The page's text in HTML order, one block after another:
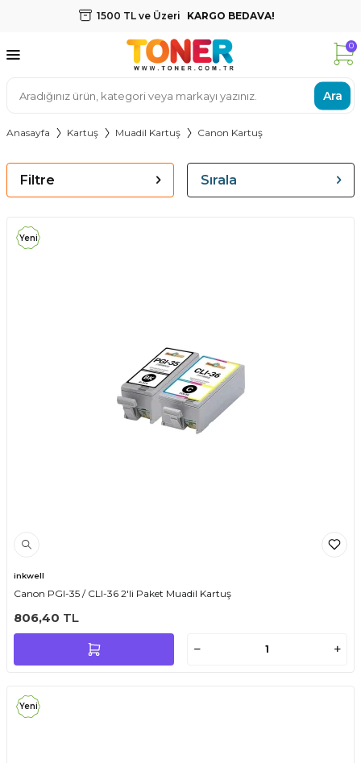
1500 TL ve Üzeri KARGO BEDAVA!
Ara
0
Anasayfa Kartuş Muadil Kartuş Canon Kartuş
Filtre Sırala
Yeni
inkwell
Canon PGI-35 / CLI-36 2'li Paket Muadil Kartuş
806,40 TL
Yeni